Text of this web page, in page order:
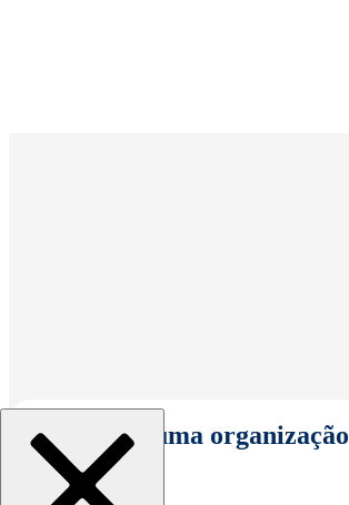
Selecionar uma organização